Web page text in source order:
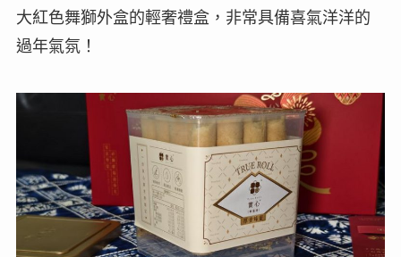
大紅色舞獅外盒的輕奢禮盒，非常具備喜氣洋洋的
過年氣氛！